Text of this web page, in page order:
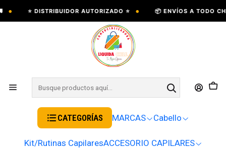
⭐ DISTRIBUIDOR AUTORIZADO ⭐ • 📦 ENVÍOS A TODO CHILE
CATEGORÍAS MARCAS Cabello
Kit/Rutinas CapilaresACCESORIO CAPILARES